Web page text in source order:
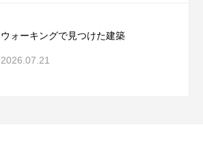
ウォーキングで見つけた建築
2026.07.21